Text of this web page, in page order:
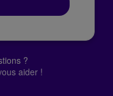
?
aider !